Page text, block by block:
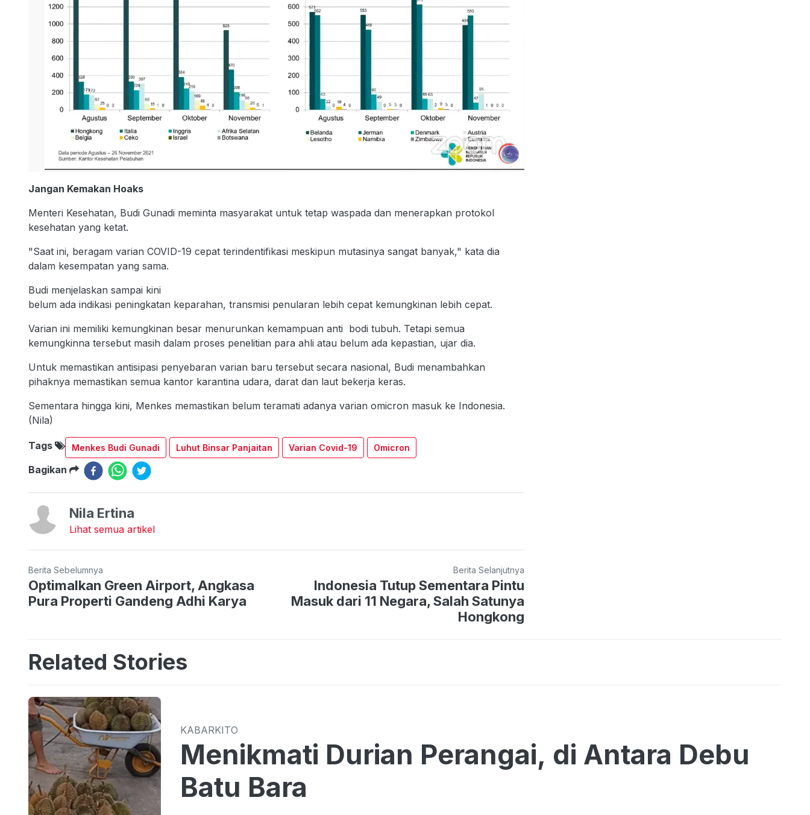
Jangan Kemakan Hoaks
Menteri Kesehatan, Budi Gunadi meminta masyarakat untuk tetap waspada dan menerapkan protokol
kesehatan yang ketat.
"Saat ini, beragam varian COVID-19 cepat terindentifikasi meskipun mutasinya sangat banyak," kata dia
dalam kesempatan yang sama.
Budi menjelaskan sampai kini
belum ada indikasi peningkatan keparahan, transmisi penularan lebih cepat kemungkinan lebih cepat.
Varian ini memiliki kemungkinan besar menurunkan kemampuan anti bodi tubuh. Tetapi semua
kemungkinna tersebut masih dalam proses penelitian para ahli atau belum ada kepastian, ujar dia.
Untuk memastikan antisipasi penyebaran varian baru tersebut secara nasional, Budi menambahkan
pihaknya memastikan semua kantor karantina udara, darat dan laut bekerja keras.
Sementara hingga kini, Menkes memastikan belum teramati adanya varian omicron masuk ke Indonesia.
(Nila)
Tags Menkes Budi Gunadi Luhut Binsar Panjaitan Varian Covid-19 Omicron
Bagikan
Nila Ertina
Lihat semua artikel
Berita Sebelumnya
Optimalkan Green Airport, Angkasa
Pura Properti Gandeng Adhi Karya
Berita Selanjutnya
Indonesia Tutup Sementara Pintu
Masuk dari 11 Negara, Salah Satunya
Hongkong
Related Stories
KABARKITO
Menikmati Durian Perangai, di Antara Debu
Batu Bara